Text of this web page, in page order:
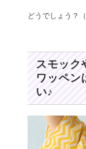
どうでしょう？
スモック
ワッペン
い♪